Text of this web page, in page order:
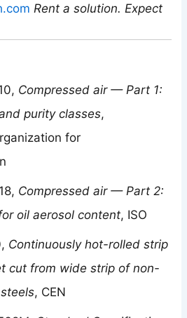
Rent a solution. Expect
Compressed air — Part 1:
purity classes,
for
Compressed air — Part 2:
oil aerosol content, ISO
Continuously hot-rolled strip
cut from wide strip of non-
, CEN